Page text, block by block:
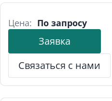
Цена: По запросу
Заявка
Связаться с нами